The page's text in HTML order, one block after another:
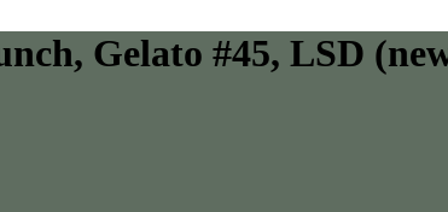
Gelato #45, LSD